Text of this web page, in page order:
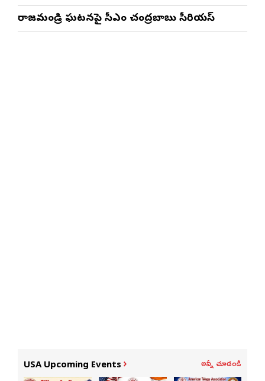
రాజమండ్రి ఘటనపై సీఎం చంద్రబాబు సీరియస్
USA Upcoming Events అన్నీ చూడండి